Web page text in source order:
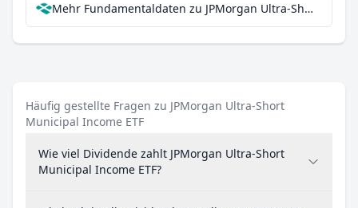
Mehr Fundamentaldaten zu JPMorgan Ultra-Short Municipal Income ETF bei Parqet
Häufig gestellte Fragen zu JPMorgan Ultra-Short
Municipal Income ETF
Wie viel Dividende zahlt JPMorgan Ultra-Short
Municipal Income ETF?